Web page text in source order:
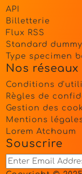
API
Billetterie
Flux RSS
Standard
Type specimen
Nos réseaux
Conditions
Règles de
Gestion des
Mentions
Lorem Atchoum
Souscrire